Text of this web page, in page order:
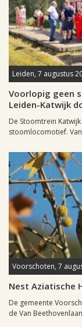
Leiden, 7 augustus
Voorlopig geen
Leiden-Katwijk
De Stoomtrein
stoomlocomotief.
Voorschoten, 7
Nest Aziatische
De gemeente
de Van